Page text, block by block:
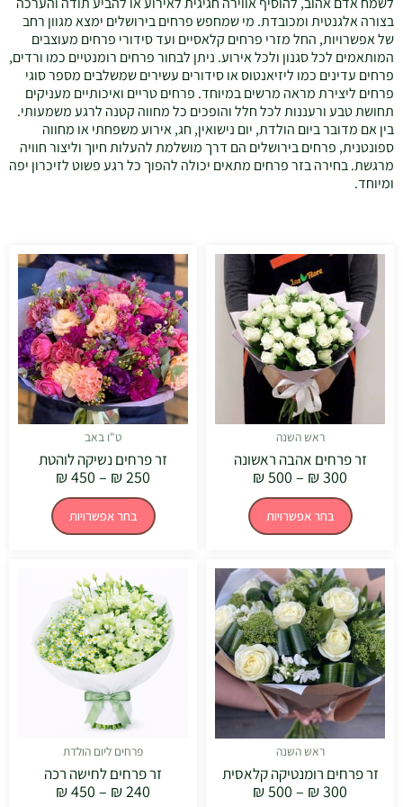
בצורה אלגנטית ומכובדת. מי שמחפש פרחים בירושלים ימצא מגוון רחב
של אפשרויות, החל מזרי פרחים קלאסיים ועד סידורי פרחים מעוצבים
המותאמים לכל סגנון ולכל אירוע. ניתן לבחור פרחים רומנטיים כמו ורדים,
פרחים עדינים כמו ליזיאנטוס או סידורים עשירים שמשלבים מספר סוגי
פרחים ליצירת מראה מרשים במיוחד. פרחים טריים ואיכותיים מעניקים
תחושת טבע ורעננות לכל חלל והופכים כל מחווה קטנה לרגע משמעותי.
בין אם מדובר ביום הולדת, יום נישואין, חג, אירוע משפחתי או מחווה
ספונטנית, פרחים בירושלים הם דרך מושלמת להעלות חיוך וליצור חוויה
מרגשת. בחירה בזר פרחים מתאים יכולה להפוך כל רגע פשוט לזיכרון יפה
ומיוחד.
ראש השנה
זר פרחים אהבה ראשונה
₪300
–
₪500
טווח
מחירים:
עד
בחר אפשרויות
למוצר
יש
מספר
סוגים.
ניתן
לבחור
את
האפשרויות
בעמוד
ט"ו באב
זר פרחים נשיקה לוהטת
₪250
–
₪450
טווח
מחירים:
עד
בחר אפשרויות
למוצר
זה
יש
מספר
סוגים.
ניתן
לבחור
את
בעמוד
ראש השנה
זר פרחים רומנטיקה קלאסית
₪300
–
₪500
טווח
מחירים:
עד
למוצר
זה
יש
מספר
סוגים.
ניתן
לבחור
את
האפשרויות
בעמוד
פרחים ליום הולדת
זר פרחים לחישה רכה
₪240
–
₪450
עדמספר
סוגים.
ניתן